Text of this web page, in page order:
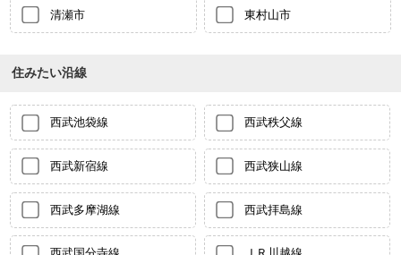
清瀬市 東村山市
住みたい沿線
西武池袋線 西武秩父線
西武新宿線 西武狭山線
西武多摩湖線 西武拝島線